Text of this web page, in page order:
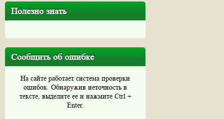
Полезно знать
Сообщить об ошибке
На сайте работает система проверки
ошибок. Обнаружив неточность в
тексте, выделите ее и нажмите Ctrl +
Enter.